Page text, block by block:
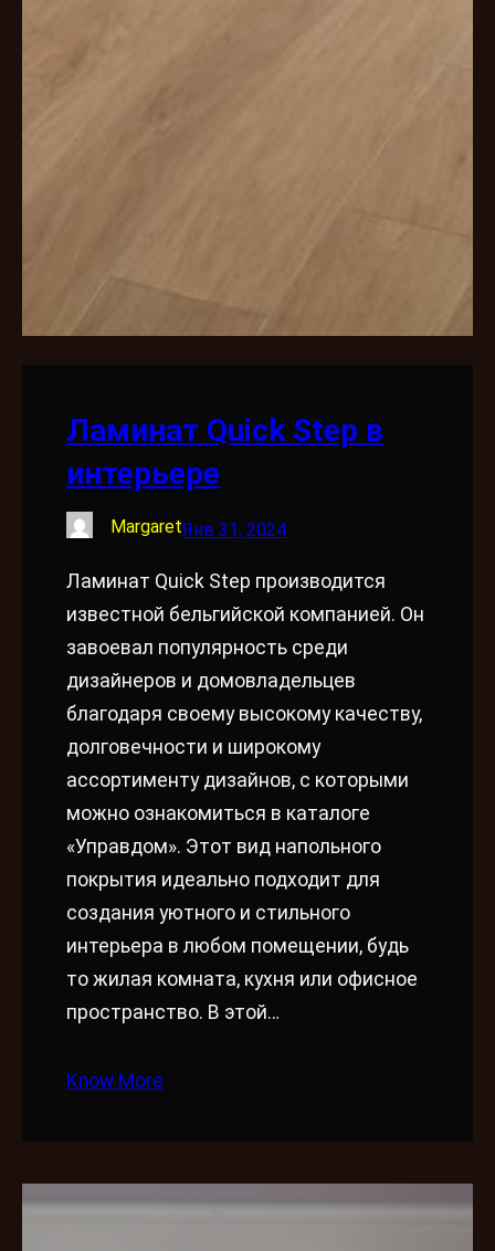
Ламинат Quick Step в
интерьере
MargaretЯнв 31, 2024
Ламинат Quick Step производится
известной бельгийской компанией. Он
завоевал популярность среди
дизайнеров и домовладельцев
благодаря своему высокому качеству,
долговечности и широкому
ассортименту дизайнов, с которыми
можно ознакомиться в каталоге
«Управдом». Этот вид напольного
покрытия идеально подходит для
создания уютного и стильного
интерьера в любом помещении, будь
то жилая комната, кухня или офисное
пространство. В этой…
Know More